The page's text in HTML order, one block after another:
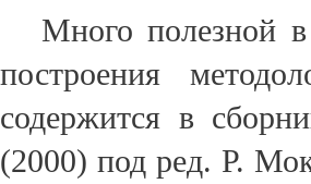
Много полезной в
построения
содержится в
(2000) под ред. Р.